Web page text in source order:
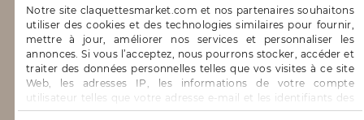
Notre site claquettesmarket.com et nos partenaires souhaitons
utiliser des cookies et des technologies similaires pour fournir,
mettre à jour, améliorer nos services et personnaliser les
annonces. Si vous l’acceptez, nous pourrons stocker, accéder et
traiter des données personnelles telles que vos visites à ce site
Web, les adresses IP, les informations de votre compte
utilisateur telles que votre adresse e-mail et les identifiants des
cookies.
Blog
CONTACT & AIDE
FAQ
Nous contacter